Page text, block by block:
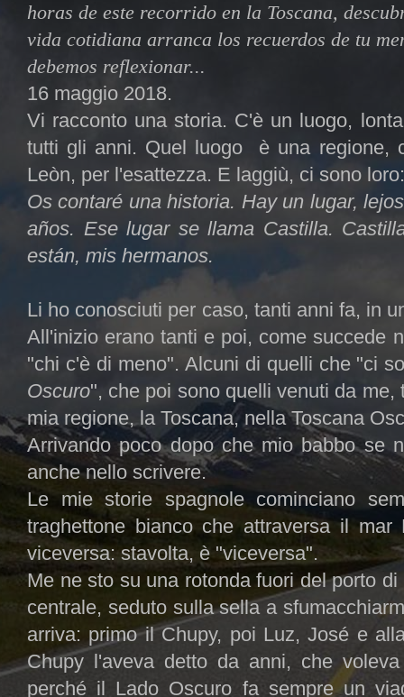
horas de este recorrido en la Toscana,
vida cotidiana arranca los recuerdos de tu
debemos reflexionar...
16 maggio 2018.
Vi racconto una storia. C'è un luogo,
tutti gli anni. Quel luogo è una regione,
Leòn, per l'esattezza. E laggiù, ci sono
Os contaré una historia. Hay un lugar,
años. Ese lugar se llama Castilla.
están, mis hermanos.
Li ho conosciuti per caso, tanti anni fa, in
All'inizio erano tanti e poi, come succede
"chi c'è di meno". Alcuni di quelli che "ci
Oscuro", che poi sono quelli venuti da
mia regione, la Toscana, nella Toscana
Arrivando poco dopo che mio babbo se
anche nello scrivere.
Le mie storie spagnole cominciano
traghettone bianco che attraversa il
viceversa: stavolta, è "viceversa".
Me ne sto su una rotonda fuori del porto
centrale, seduto sulla sella a
arriva: primo il Chupy, poi Luz, José e
Chupy l'aveva detto da anni, che
perché il Lado Oscuro fa sempre un